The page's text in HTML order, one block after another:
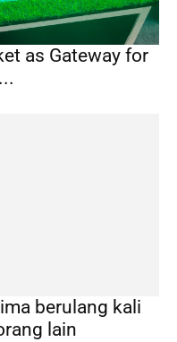
as Gateway for
berulang kali
lain